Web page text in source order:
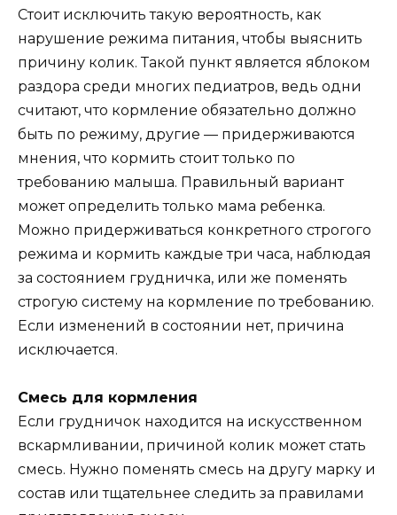
Стоит исключить такую вероятность, как
нарушение режима питания, чтобы выяснить
причину колик. Такой пункт является яблоком
раздора среди многих педиатров, ведь одни
считают, что кормление обязательно должно
быть по режиму, другие — придерживаются
мнения, что кормить стоит только по
требованию малыша. Правильный вариант
может определить только мама ребенка.
Можно придерживаться конкретного строгого
режима и кормить каждые три часа, наблюдая
за состоянием грудничка, или же поменять
строгую систему на кормление по требованию.
Если изменений в состоянии нет, причина
исключается.
Смесь для кормления
Если грудничок находится на искусственном
вскармливании, причиной колик может стать
смесь. Нужно поменять смесь на другу марку и
состав или тщательнее следить за правилами